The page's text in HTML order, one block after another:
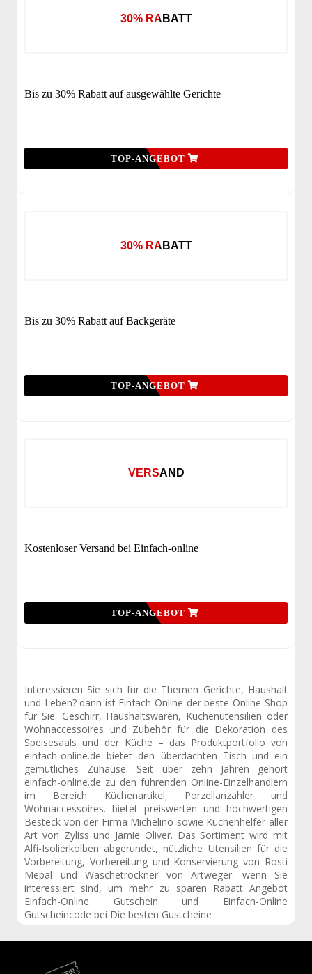
30% RABATT
Bis zu 30% Rabatt auf ausgewählte Gerichte
TOP-ANGEBOT
30% RABATT
Bis zu 30% Rabatt auf Backgeräte
TOP-ANGEBOT
VERSAND
Kostenloser Versand bei Einfach-online
TOP-ANGEBOT
Interessieren Sie sich für die Themen Gerichte, Haushalt
und Leben? dann ist Einfach-Online der beste Online-Shop
für Sie. Geschirr, Haushaltswaren, Küchenutensilien oder
Wohnaccessoires und Zubehör für die Dekoration des
Speisesaals und der Küche – das Produktportfolio von
einfach-online.de bietet den überdachten Tisch und ein
gemütliches Zuhause. Seit über zehn Jahren gehört
einfach-online.de zu den führenden Online-Einzelhändlern
im Bereich Küchenartikel, Porzellanzähler und
Wohnaccessoires. bietet preiswerten und hochwertigen
Besteck von der Firma Michelino sowie Küchenhelfer aller
Art von Zyliss und Jamie Oliver. Das Sortiment wird mit
Alfi-Isolierkolben abgerundet, nützliche Utensilien für die
Vorbereitung, Vorbereitung und Konservierung von Rosti
Mepal und Wäschetrockner von Artweger. wenn Sie
interessiert sind, um mehr zu sparen Rabatt Angebot
Einfach-Online Gutschein und Einfach-Online
Gutscheincode bei Die besten Gustcheine